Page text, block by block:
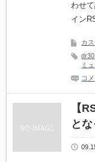
わせ
イン
カ
dr30
ミ
コ
【
と